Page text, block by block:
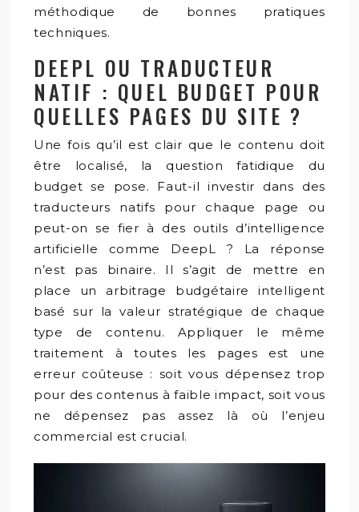
méthodique de bonnes pratiques
techniques.
DEEPL OU TRADUCTEUR
NATIF : QUEL BUDGET POUR
QUELLES PAGES DU SITE ?
Une fois qu’il est clair que le contenu doit
être localisé, la question fatidique du
budget se pose. Faut-il investir dans des
traducteurs natifs pour chaque page ou
peut-on se fier à des outils d’intelligence
artificielle comme DeepL ? La réponse
n’est pas binaire. Il s’agit de mettre en
place un arbitrage budgétaire intelligent
basé sur la valeur stratégique de chaque
type de contenu. Appliquer le même
traitement à toutes les pages est une
erreur coûteuse : soit vous dépensez trop
pour des contenus à faible impact, soit vous
ne dépensez pas assez là où l’enjeu
commercial est crucial.